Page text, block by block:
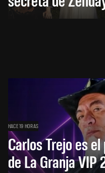
HACE 19 HORAS
Carlos Trejo es
de La Granja VIP